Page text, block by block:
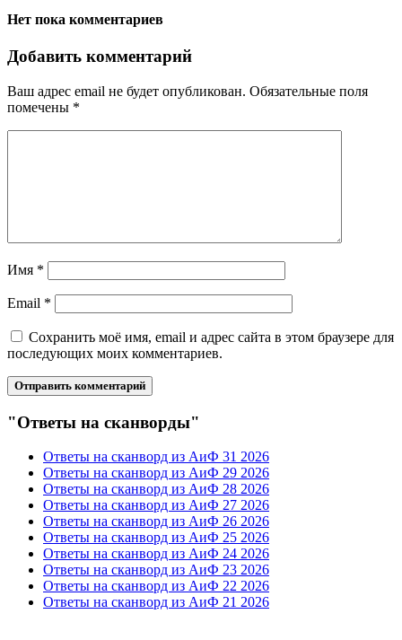
Нет пока комментариев
Добавить комментарий
Ваш адрес email не будет опубликован. Обязательные поля
помечены *
Имя *
Email *
Сохранить моё имя, email и адрес сайта в этом браузере для
последующих моих комментариев.
"Ответы на сканворды"
Ответы на сканворд из АиФ 31 2026
Ответы на сканворд из АиФ 29 2026
Ответы на сканворд из АиФ 28 2026
Ответы на сканворд из АиФ 27 2026
Ответы на сканворд из АиФ 26 2026
Ответы на сканворд из АиФ 25 2026
Ответы на сканворд из АиФ 24 2026
Ответы на сканворд из АиФ 23 2026
Ответы на сканворд из АиФ 22 2026
Ответы на сканворд из АиФ 21 2026